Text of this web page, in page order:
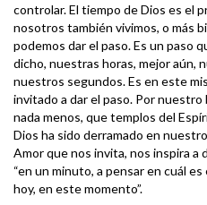
controlar. El tiempo de Dios es el
nosotros también vivimos, o más
podemos dar el paso. Es un paso
dicho, nuestras horas, mejor aún,
nuestros segundos. Es en este
invitado a dar el paso. Por nuestro
nada menos, que templos del
Dios ha sido derramado en
Amor que nos invita, nos inspira a
“en un minuto, a pensar en cuál
hoy, en este momento”.